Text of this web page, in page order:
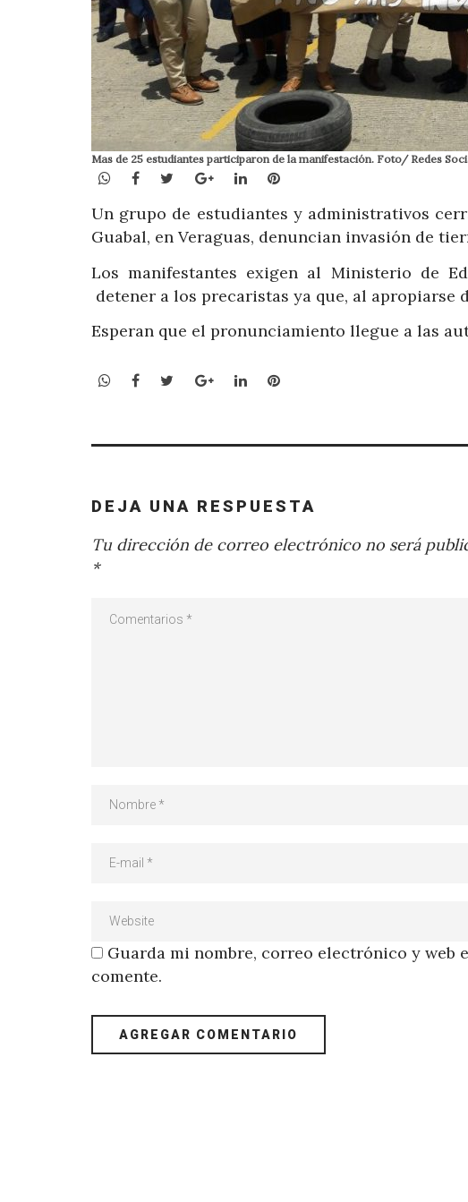
Mas de 25 estudiantes participaron de la manifestación. Foto/ Redes
WhatsApp
Facebook
TwitterGoogle+LinkedInPinterest
Un grupo de estudiantes y administrativos
Guabal, en Veraguas, denuncian invasión de
Los manifestantes exigen al Ministerio de
detener a los precaristas ya que, al apropiarse
Esperan que el pronunciamiento llegue a las
WhatsApp
Facebook
TwitterGoogle+LinkedInPinterest
DEJA UNA RESPUESTA
Tu dirección de correo electrónico no será
*
Guarda mi nombre, correo electrónico y web
comente.